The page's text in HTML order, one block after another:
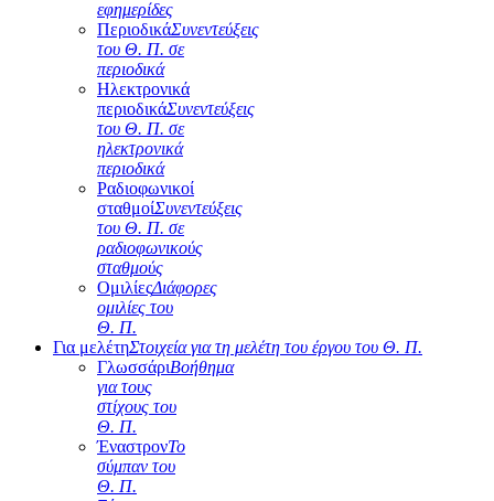
εφημερίδες
ΠεριοδικάΣυνεντεύξεις
του Θ. Π. σε
περιοδικά
Ηλεκτρονικά
περιοδικάΣυνεντεύξεις
του Θ. Π. σε
ηλεκτρονικά
περιοδικά
Ραδιοφωνικοί
σταθμοίΣυνεντεύξεις
του Θ. Π. σε
ραδιοφωνικούς
σταθμούς
ΟμιλίεςΔιάφορες
ομιλίες του
Θ. Π.
Για μελέτηΣτοιχεία για τη μελέτη του έργου του Θ. Π.
ΓλωσσάριΒοήθημα
για τους
στίχους του
Θ. Π.
ΈναστρονΤο
σύμπαν του
Θ. Π.